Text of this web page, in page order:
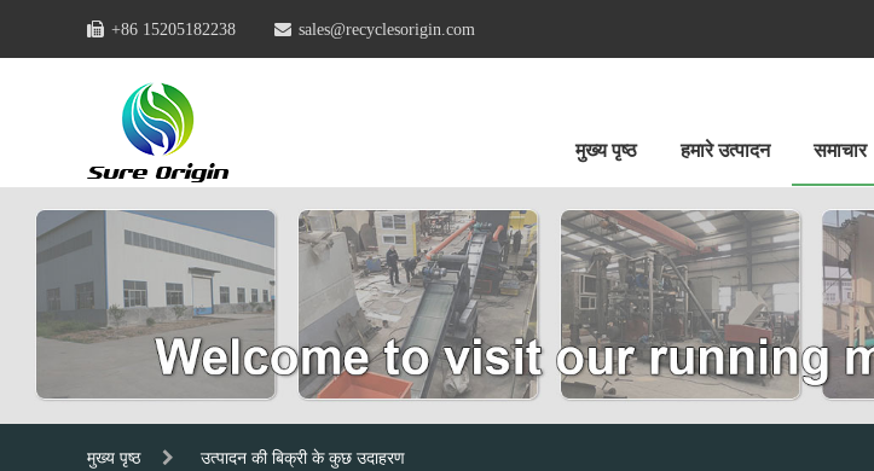
+86 15205182238 sales@recyclesorigin.com
मुख्य पृष्ठ हमारे उत्पादन समाचार
मुख्य पृष्ठ उत्पादन की बिक्री के कुछ उदाहरण